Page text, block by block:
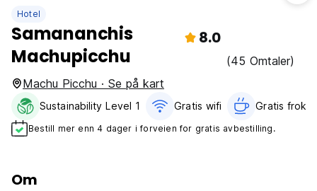
Hotel
Samananchis
Machupicchu
8.0
(45 Omtaler)
Machu Picchu · Se på kart
Sustainability Level 1 Gratis wifi‎ Gratis
Bestill mer enn 4 dager i forveien for gratis avbestilling.
Om